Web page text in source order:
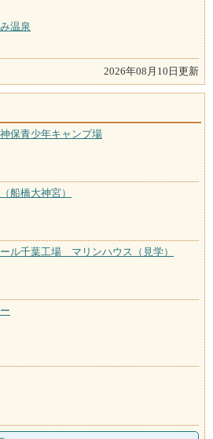
温泉
2026年08月10日更新
保青少年キャンプ場
船橋大神宮）
ル千葉工場 マリンハウス（見学）